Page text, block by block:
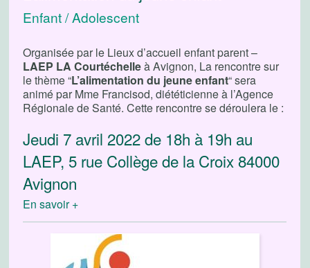
Enfant / Adolescent
Organisée par le Lieux d’accueil enfant parent –
LAEP LA Courtéchelleà Avignon, La rencontre sur
le thème “L’alimentation du jeune enfant“ sera
animé par Mme Francisod, diététicienne à l’Agence
Régionale de Santé. Cette rencontre se déroulera le :
Jeudi 7 avril 2022 de 18h à 19h au
LAEP, 5 rue Collège de la Croix 84000
Avignon
En savoir +